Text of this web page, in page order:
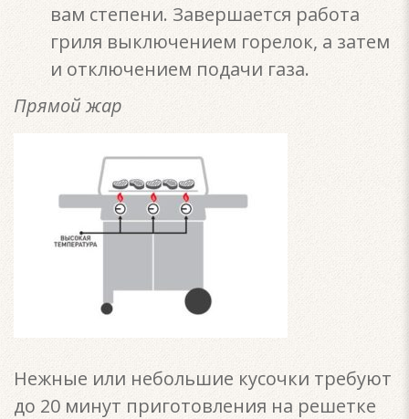
вам степени. Завершается работа
гриля выключением горелок, а затем
и отключением подачи газа.
Прямой жар
Нежные или небольшие кусочки требуют
до 20 минут приготовления на решетке